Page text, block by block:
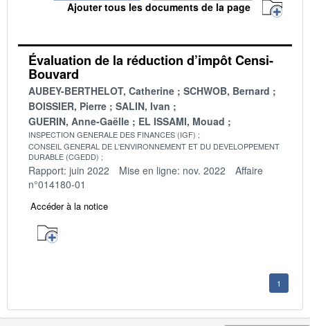
Ajouter tous les documents de la page
Évaluation de la réduction d’impôt Censi-
Bouvard
AUBEY-BERTHELOT, Catherine
SCHWOB, Bernard
BOISSIER, Pierre
SALIN, Ivan
GUERIN, Anne-Gaëlle
EL ISSAMI, Mouad
INSPECTION GENERALE DES FINANCES (IGF)
CONSEIL GENERAL DE L'ENVIRONNEMENT ET DU DEVELOPPEMENT
DURABLE (CGEDD)
Rapport: juin 2022 Mise en ligne: nov. 2022
Affaire
n°014180-01
Accéder à la notice
1